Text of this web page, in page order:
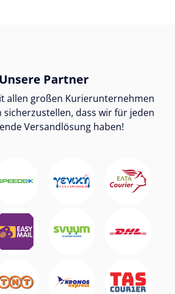
Unsere Partner
allen großen Kurierunternehmen
sicherzustellen, dass wir für jeden
Versandlösung haben!